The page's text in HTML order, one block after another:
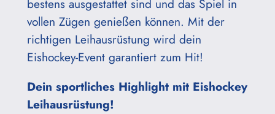
bestens ausgestattet sind und das Spiel in
vollen Zügen genießen können. Mit der
richtigen Leihausrüstung wird dein
Eishockey-Event garantiert zum Hit!
Dein sportliches Highlight mit Eishockey
Leihausrüstung!